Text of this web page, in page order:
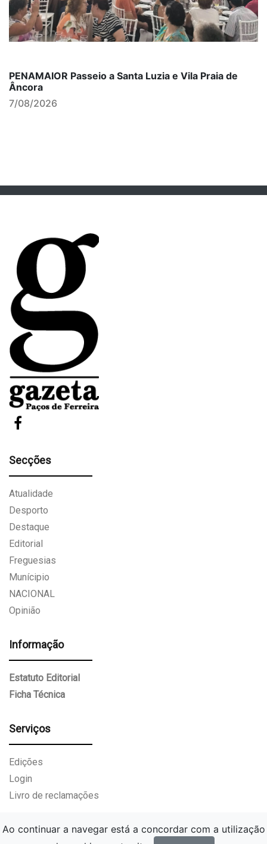
PENAMAIOR Passeio a Santa Luzia e Vila Praia de
Âncora
7/08/2026
Secções
Atualidade
Desporto
Destaque
Editorial
Freguesias
Munícipio
NACIONAL
Opinião
Informação
Estatuto Editorial
Ficha Técnica
Serviços
Edições
Login
Livro de reclamações
Ao continuar a navegar está a concordar com a utilização